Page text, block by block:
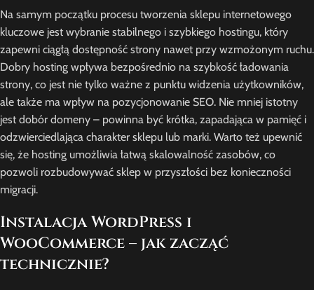
Na samym początku procesu tworzenia sklepu internetowego
kluczowe jest wybranie stabilnego i szybkiego hostingu, który
zapewni ciągłą dostępność strony nawet przy wzmożonym ruchu.
Dobry hosting wpływa bezpośrednio na szybkość ładowania
strony, co jest nie tylko ważne z punktu widzenia użytkowników,
ale także ma wpływ na pozycjonowanie SEO. Nie mniej istotny
jest dobór domeny – powinna być krótka, zapadająca w pamięć i
odzwierciedlająca charakter sklepu lub marki. Warto też upewnić
się, że hosting umożliwia łatwą skalowalność zasobów, co
pozwoli rozbudowywać sklep w przyszłości bez konieczności
migracji.
Instalacja WordPress i
WooCommerce – jak zacząć
technicznie?